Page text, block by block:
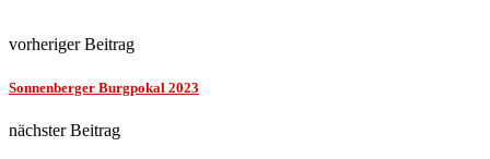
vorheriger Beitrag
Sonnenberger Burgpokal 2023
nächster Beitrag